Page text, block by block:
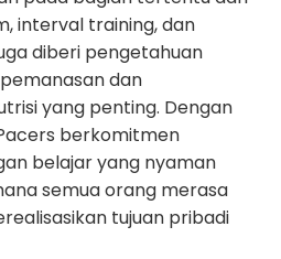
interval training, dan
diberi pengetahuan
dan
yang penting. Dengan
berkomitmen
belajar yang nyaman
semua orang merasa
tujuan pribadi